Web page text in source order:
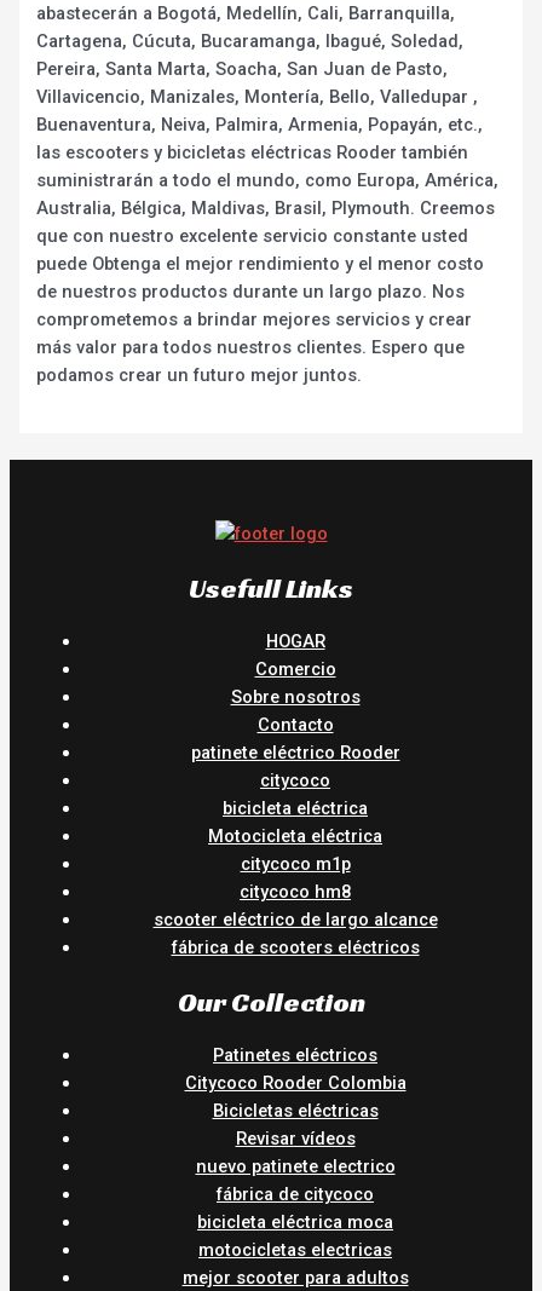
abastecerán a Bogotá, Medellín, Cali, Barranquilla,
Cartagena, Cúcuta, Bucaramanga, Ibagué, Soledad,
Pereira, Santa Marta, Soacha, San Juan de Pasto,
Villavicencio, Manizales, Montería, Bello, Valledupar ,
Buenaventura, Neiva, Palmira, Armenia, Popayán, etc.,
las escooters y bicicletas eléctricas Rooder también
suministrarán a todo el mundo, como Europa, América,
Australia, Bélgica, Maldivas, Brasil, Plymouth. Creemos
que con nuestro excelente servicio constante usted
puede Obtenga el mejor rendimiento y el menor costo
de nuestros productos durante un largo plazo. Nos
comprometemos a brindar mejores servicios y crear
más valor para todos nuestros clientes. Espero que
podamos crear un futuro mejor juntos.
Usefull Links
HOGAR
Comercio
Sobre nosotros
Contacto
patinete eléctrico Rooder
citycoco
bicicleta eléctrica
Motocicleta eléctrica
citycoco m1p
citycoco hm8
scooter eléctrico de largo alcance
fábrica de scooters eléctricos
Our Collection
Patinetes eléctricos
Citycoco Rooder Colombia
Bicicletas eléctricas
Revisar vídeos
nuevo patinete electrico
fábrica de citycoco
bicicleta eléctrica moca
motocicletas electricas
mejor scooter para adultos